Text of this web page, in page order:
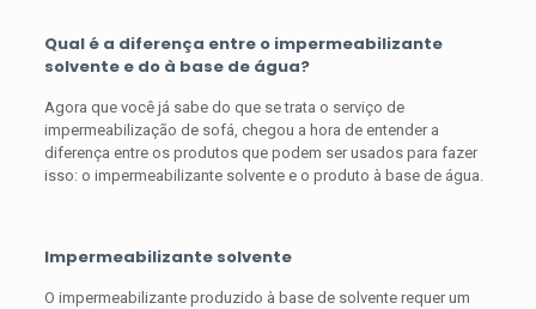
Qual é a diferença entre o impermeabilizante
solvente e do à base de água?
Agora que você já sabe do que se trata o serviço de
impermeabilização de sofá, chegou a hora de entender a
diferença entre os produtos que podem ser usados para fazer
isso: o impermeabilizante solvente e o produto à base de água.
Impermeabilizante solvente
O impermeabilizante produzido à base de solvente requer um